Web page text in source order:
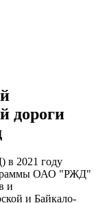
дороги
в 2021 году
ОАО "РЖД"
и
и Байкало-